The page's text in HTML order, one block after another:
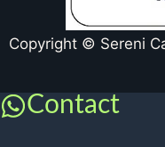
Copyright © Sereni
Contact